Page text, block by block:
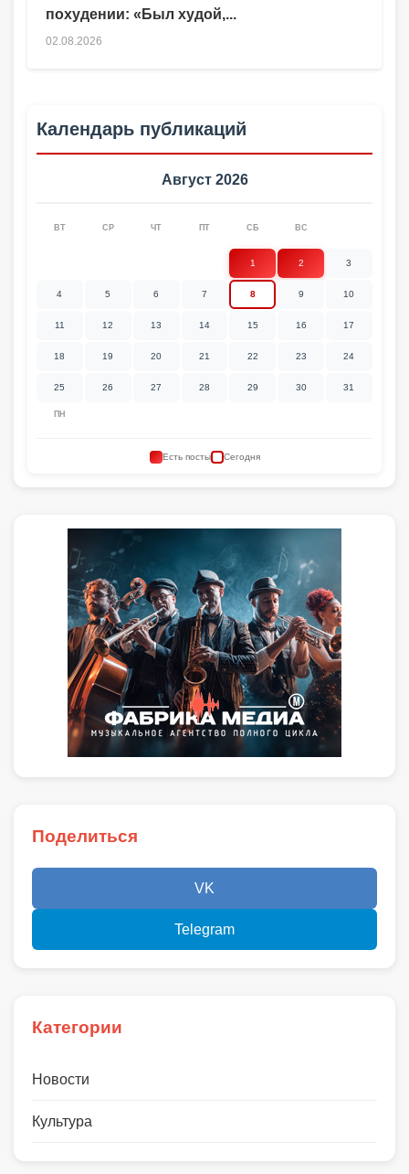
похудении: «Был худой,...
02.08.2026
Календарь публикаций
Август 2026
ПН
ВТ СР ЧТ ПТ СБ ВС
1 2 3
4 5 6 7 8 9 10
11 12 13 14 15 16 17
18 19 20 21 22 23 24
25 26 27 28 29 30 31
Есть посты Сегодня
Поделиться
VK
Telegram
Категории
Новости
Культура